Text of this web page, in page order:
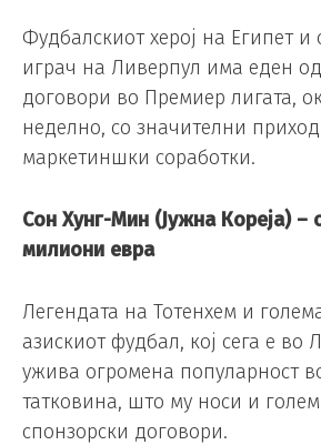
Фудбалскиот херој на Египет и
играч на Ливерпул има еден
договори во Премиер лигата,
неделно, со значителни
маркетиншки соработки.
Сон Хунг-Мин (Јужна Кореја) –
милиони евра
Легендата на Тотенхем и
азискиот фудбал, кој сега е во
ужива огромена популарност
татковина, што му носи и голем
спонзорски договори.